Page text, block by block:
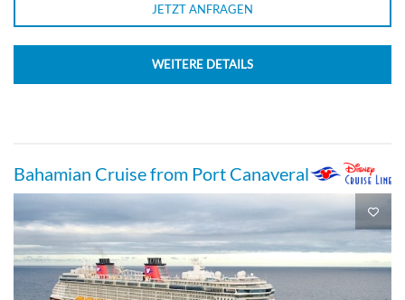
JETZT ANFRAGEN
WEITERE DETAILS
Bahamian Cruise from Port Canaveral